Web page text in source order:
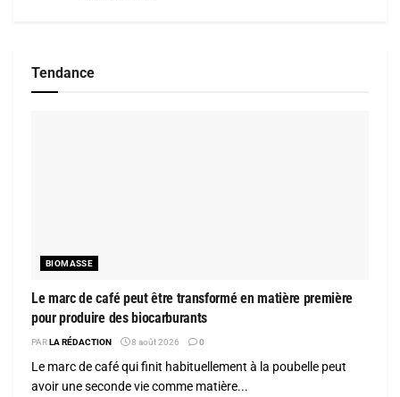
Tendance
BIOMASSE
Le marc de café peut être transformé en matière première
pour produire des biocarburants
PARLA RÉDACTION 8 août 2026 0
Le marc de café qui finit habituellement à la poubelle peut
avoir une seconde vie comme matière...